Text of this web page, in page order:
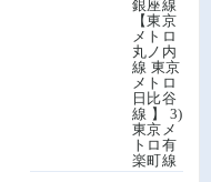
銀座線
【東京
メトロ
丸ノ内
線 東京
メトロ
日比谷
線 】 3)
東京メ
トロ有
楽町線